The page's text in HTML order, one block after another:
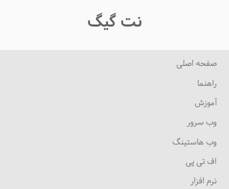
نت گیگ
صفحه اصلی
راهنما
آموزش
وب سرور
وب هاستینگ
اف تی پی
نرم افزار